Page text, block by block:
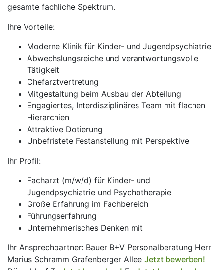
gesamte fachliche Spektrum.
Ihre Vorteile:
Moderne Klinik für Kinder- und Jugendpsychiatrie
Abwechslungsreiche und verantwortungsvolle
Tätigkeit
Chefarztvertretung
Mitgestaltung beim Ausbau der Abteilung
Engagiertes, Interdisziplinäres Team mit flachen
Hierarchien
Attraktive Dotierung
Unbefristete Festanstellung mit Perspektive
Ihr Profil:
Facharzt (m/w/d) für Kinder- und
Jugendpsychiatrie und Psychotherapie
Große Erfahrung im Fachbereich
Führungserfahrung
Unternehmerisches Denken mit
Ihr Ansprechpartner: Bauer B+V Personalberatung Herr
Marius Schramm Grafenberger Allee Jetzt bewerben!